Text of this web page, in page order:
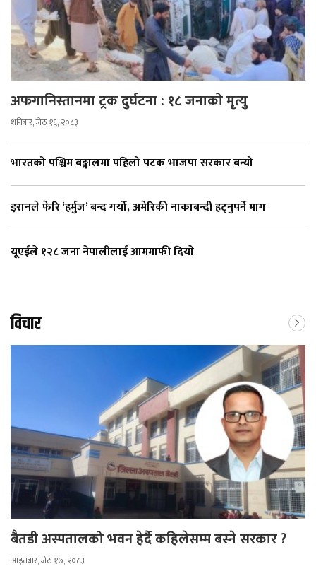
अफगानिस्तानमा ट्रक दुर्घटना : १८ जनाको मृत्यु
शनिबार, जेठ १६, २०८३
भारतको पश्चिम बङ्गालमा पहिलो पटक भाजपा सरकार बन्यो
इरानले फेरि ‘हर्मुज’ बन्द गर्यो, अमेरिकी नाकाबन्दी हट्नुपर्ने माग
यूएईले १२८ जना नेपालीलाई आममाफी दियाे
विचार
बैतडी अस्पतालको भवन हेर्दै कहिलेसम्म बस्ने सरकार ?
आइतबार, जेठ १७, २०८३